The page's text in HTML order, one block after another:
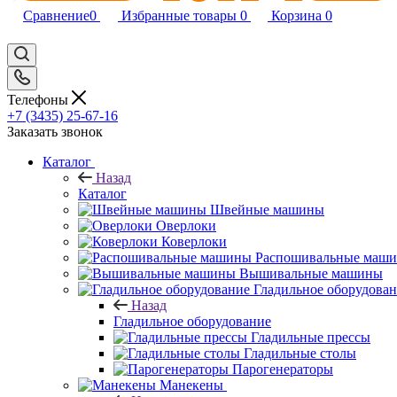
Сравнение0 Избранные товары 0 Корзина 0
Телефоны
+7 (3435) 25-67-16
Заказать звонок
Каталог
Назад
Каталог
Швейные машины
Оверлоки
Коверлоки
Распошивальные
Вышивальные машины
Гладильное
Назад
Гладильное оборудование
Гладильные прессы
Гладильные столы
Парогенераторы
Манекены